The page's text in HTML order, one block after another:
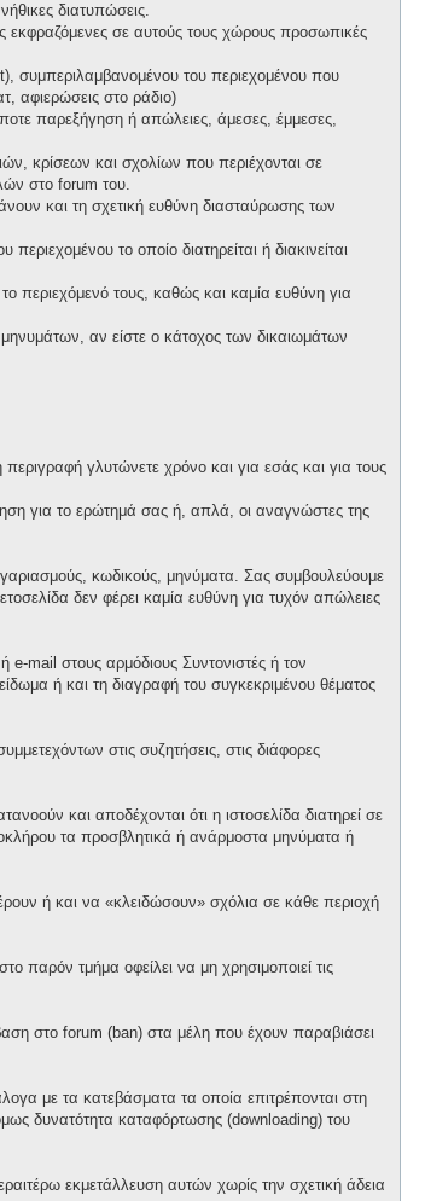
διατυπώσεις.
εκφραζόμενες σε αυτούς τους χώρους προσωπικές
συμπεριλαμβανομένου του περιεχομένου που
αφιερώσεις στο ράδιο)
παρεξήγηση ή απώλειες, άμεσες, έμμεσες,
κρίσεων και σχολίων που περιέχονται σε
στο forum του.
και τη σχετική ευθύνη διασταύρωσης των
το οποίο διατηρείται ή διακινείται
περιεχόμενό τους, καθώς και καμία ευθύνη για
αν είστε ο κάτοχος των δικαιωμάτων
γλυτώνετε χρόνο και για εσάς και για τους
για το ερώτημά σας ή, απλά, οι αναγνώστες της
κωδικούς, μηνύματα. Σας συμβουλεύουμε
δεν φέρει καμία ευθύνη για τυχόν απώλειες
mail στους αρμόδιους Συντονιστές ή τον
ή και τη διαγραφή του συγκεκριμένου θέματος
στις συζητήσεις, στις διάφορες
και αποδέχονται ότι η ιστοσελίδα διατηρεί σε
τα προσβλητικά ή ανάρμοστα μηνύματα ή
ή και να «κλειδώσουν» σχόλια σε κάθε περιοχή
τμήμα οφείλει να μη χρησιμοποιεί τις
στο forum (ban) στα μέλη που έχουν παραβιάσει
με τα κατεβάσματα τα οποία επιτρέπονται στη
δυνατότητα καταφόρτωσης (downloading) του
εκμετάλλευση αυτών χωρίς την σχετική άδεια